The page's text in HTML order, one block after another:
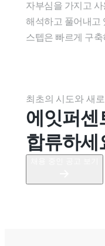
자부심을 가지고
해석하고 풀어내고
스텝은 빠르게 구
최초의 시도와 새
에잇퍼센
합류하세